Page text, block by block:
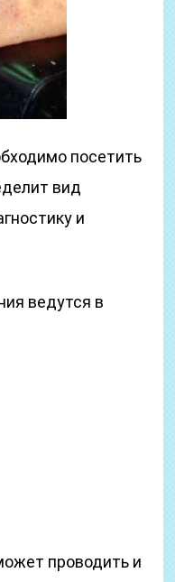
посетить
вид
и
ведутся в
проводить и